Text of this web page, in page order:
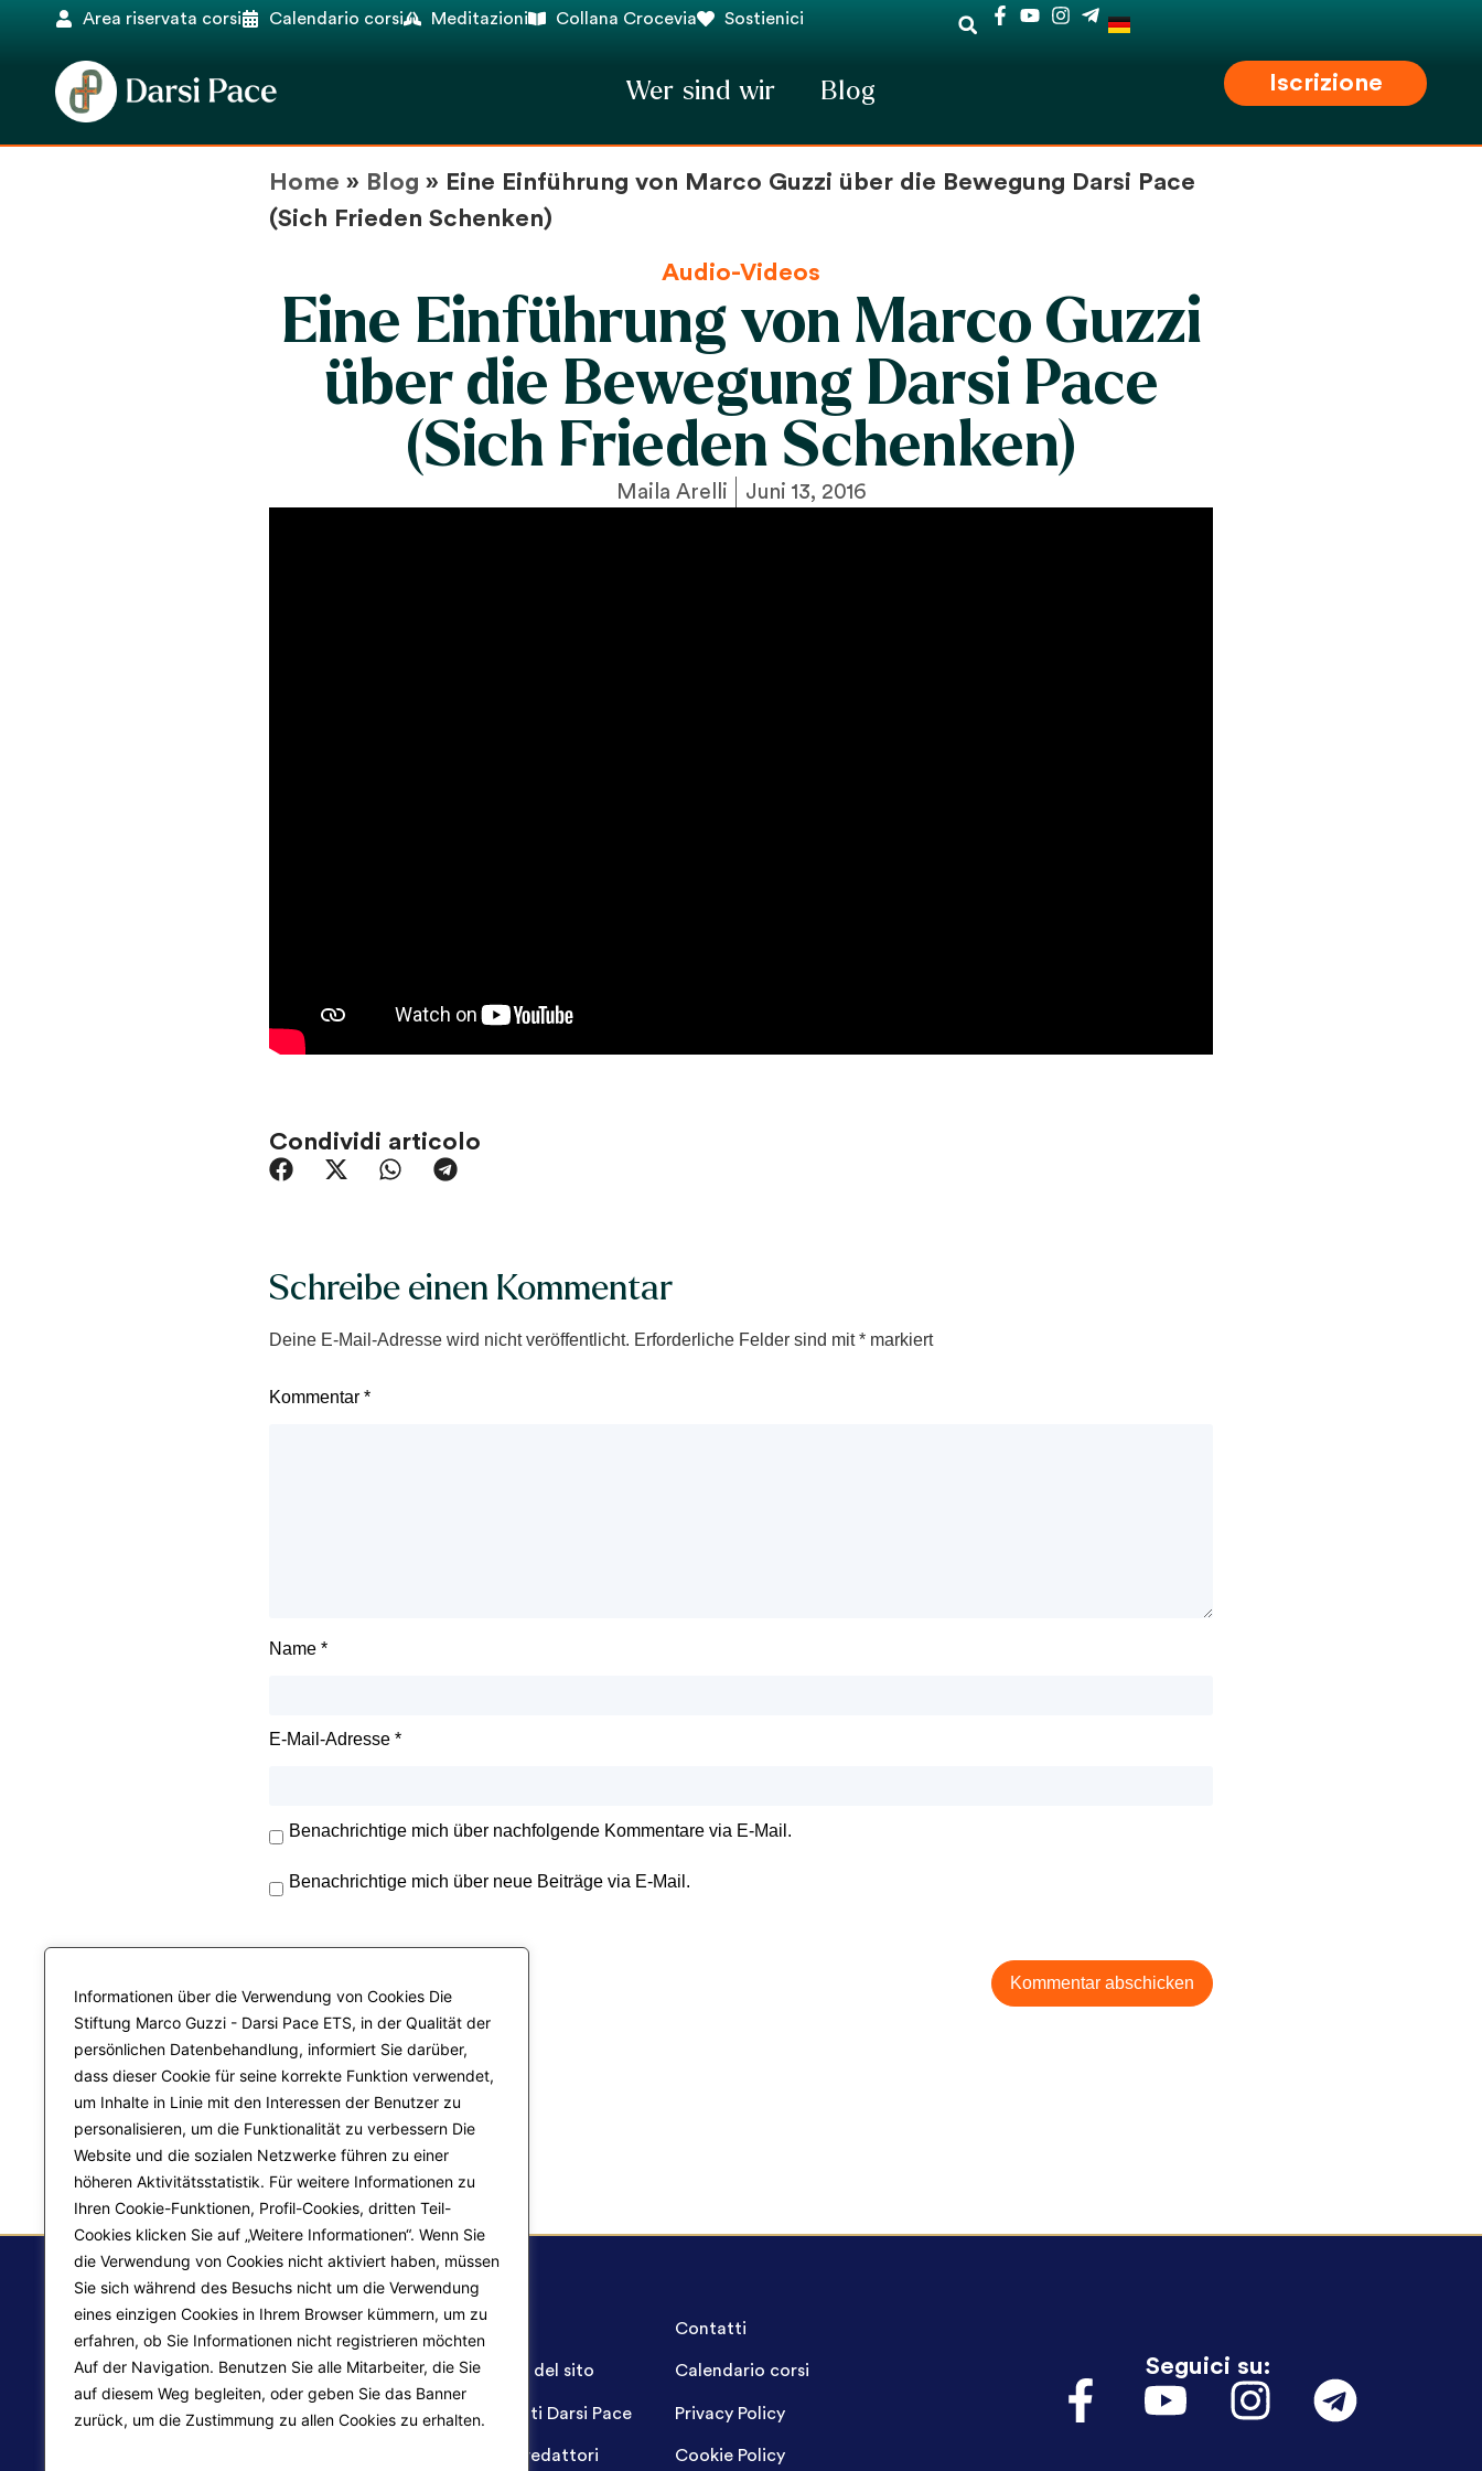
Informationen über die Verwendung von Cookies Die
Stiftung Marco Guzzi - Darsi Pace ETS, in der Qualität der
persönlichen Datenbehandlung, informiert Sie darüber,
dass dieser Cookie für seine korrekte Funktion verwendet,
um Inhalte in Linie mit den Interessen der Benutzer zu
personalisieren, um die Funktionalität zu verbessern Die
Website und die sozialen Netzwerke führen zu einer
höheren Aktivitätsstatistik. Für weitere Informationen zu
Ihren Cookie-Funktionen, Profil-Cookies, dritten Teil-
Cookies klicken Sie auf „Weitere Informationen“. Wenn Sie
die Verwendung von Cookies nicht aktiviert haben, müssen
Sie sich während des Besuchs nicht um die Verwendung
eines einzigen Cookies in Ihrem Browser kümmern, um zu
erfahren, ob Sie Informationen nicht registrieren möchten
Auf der Navigation. Benutzen Sie alle Mitarbeiter, die Sie
auf diesem Weg begleiten, oder geben Sie das Banner
zurück, um die Zustimmung zu allen Cookies zu erhalten.
Area riservata corsi Calendario corsi Meditazioni Collana Crocevia Sostienici
Wer sind wir Blog Iscrizione
Home » Blog » Eine Einführung von Marco Guzzi über die Bewegung Darsi Pace
(Sich Frieden Schenken)
Audio-Videos
Eine Einführung von Marco Guzzi
über die Bewegung Darsi Pace
(Sich Frieden Schenken)
Maila Arelli Juni 13, 2016
Condividi articolo
Schreibe einen Kommentar
Deine E-Mail-Adresse wird nicht veröffentlicht. Erforderliche Felder sind mit* markiert
Kommentar *
Name *
E-Mail-Adresse *
Benachrichtige mich über nachfolgende Kommentare via E-Mail.
Benachrichtige mich über neue Beiträge via E-Mail.
Liberazione interiore
Mappa del sito
Progetti Darsi Pace
Login redattori
Contatti
Calendario corsi
Privacy Policy
Cookie Policy
Seguici su: